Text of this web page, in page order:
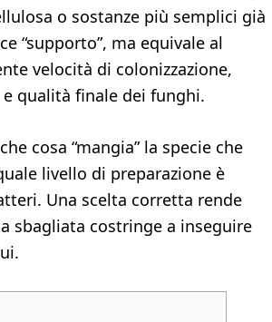
o sostanze più semplici già
“supporto”, ma equivale al
velocità di colonizzazione,
qualità finale dei funghi.
cosa “mangia” la specie che
livello di preparazione è
Una scelta corretta rende
sbagliata costringe a inseguire